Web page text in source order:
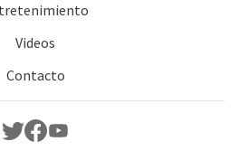
Videos
Contacto